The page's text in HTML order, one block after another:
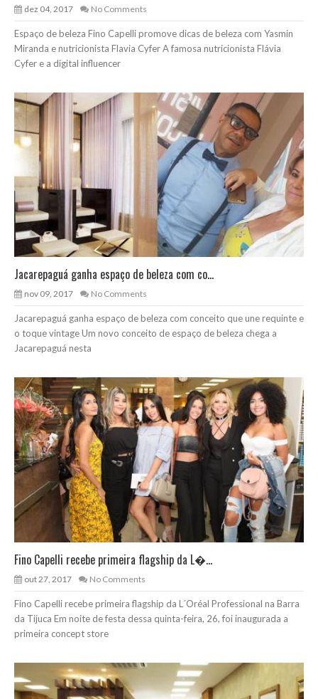
dez 04, 2017 No Comments
Espaço de beleza Fino Capelli promove dicas de beleza com Yasmin
Miranda e nutricionista Flavia Cyfer A famosa nutricionista Flávia
Cyfer e a digital influencer
Jacarepaguá ganha espaço de beleza com co...
nov 09, 2017 No Comments
Jacarepaguá ganha espaço de beleza com conceito que une requinte e
o toque vintage Um novo conceito de espaço de beleza chega a
Jacarepaguá nesta
Fino Capelli recebe primeira flagship da L�...
out 27, 2017 No Comments
Fino Capelli recebe primeira flagship da L´Oréal Professional na Barra
da Tijuca Em noite de festa dessa quinta-feira, 26, foi inaugurada a
primeira concept store